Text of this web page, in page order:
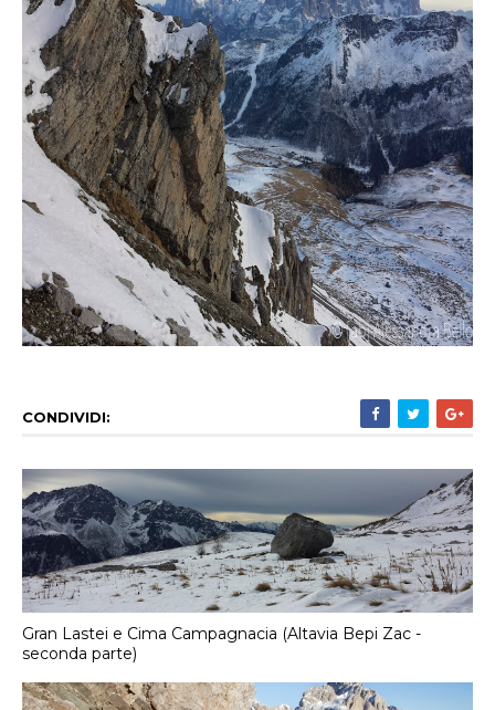
CONDIVIDI:
Gran Lastei e Cima Campagnacia (Altavia Bepi Zac -
seconda parte)